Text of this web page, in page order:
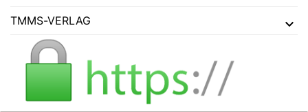
TMMS-VERLAG